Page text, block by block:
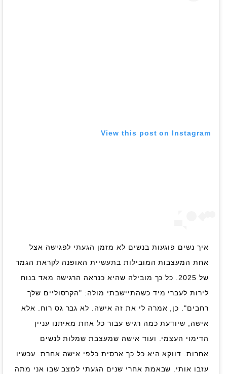
View this post on Instagram
איך נשים פוגעות בנשים לא מזמן הגעתי לפגישה אצל
אחת המעצבות המובילות בתעשיית האופנה לקראת הגמר
של 2025. כל כך מובילה שהיא כנראה הרגישה מאד בנוח
לירות לעברי מיד כשהתיישבתי מולה: "הקרסוליים שלך
רחבים". כן, אמרה לי את זה אישה. לא גבר גס רוח. אלא
אישה, שיודעת כמה רגיש עבור כל אחת מאיתנו עניין
הדימוי העצמי. ועוד אישה שמעצבת שמלות לנשים
אחרות. דווקא היא כל כך ארסית כלפי אישה אחרת. עכשיו
עזבו אותי. שבאמת אחרי שנים הגעתי למצב שבו אני מתה